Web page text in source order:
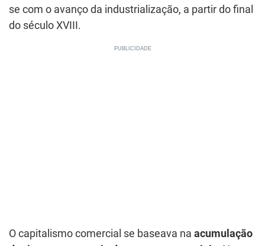
se com o avanço da industrialização, a partir do final
do século XVIII.
O capitalismo comercial se baseava na acumulação